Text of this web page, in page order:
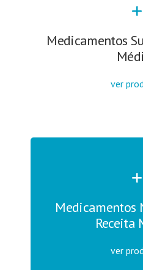
Medicamentos
ver
Medicamentos
Receita
ver